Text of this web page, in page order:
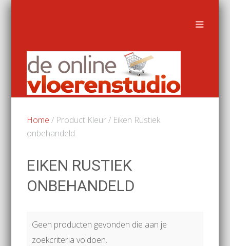
Home / Product Kleur / Eiken Rustiek
onbehandeld
EIKEN RUSTIEK
ONBEHANDELD
Geen producten gevonden die aan je
zoekcriteria voldoen.